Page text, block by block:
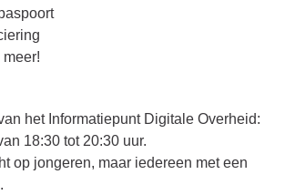
het Informatiepunt Digitale Overheid:
18:30 tot 20:30 uur.
op jongeren, maar iedereen met een